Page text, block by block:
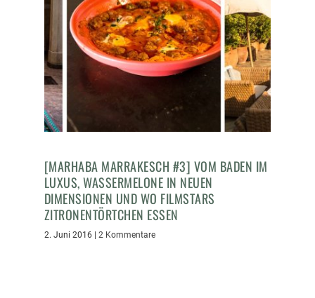
[MARHABA MARRAKESCH #3] VOM BADEN IM
LUXUS, WASSERMELONE IN NEUEN
DIMENSIONEN UND WO FILMSTARS
ZITRONENTÖRTCHEN ESSEN
2. Juni 2016 2 Kommentare